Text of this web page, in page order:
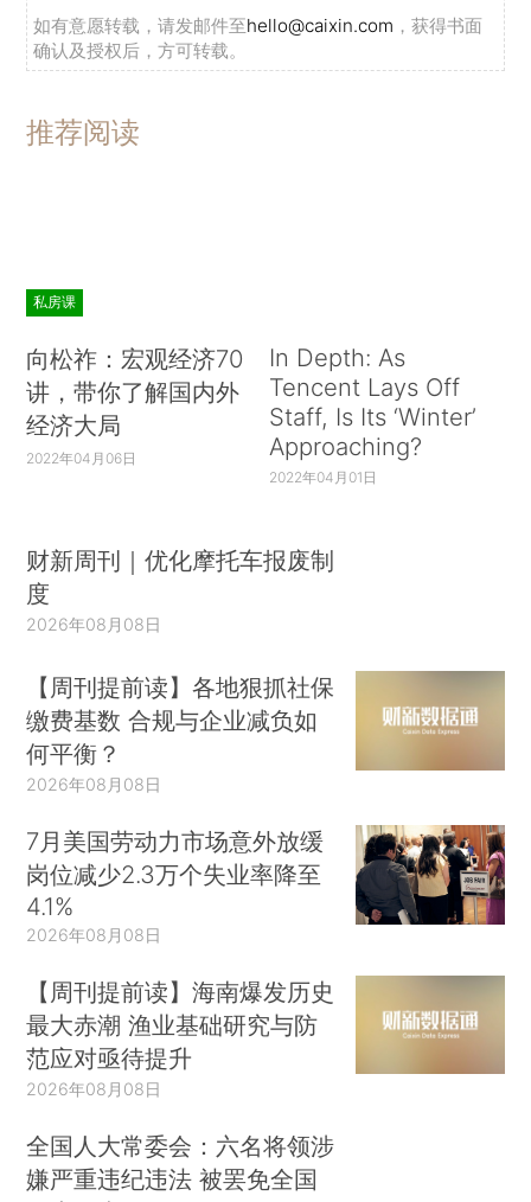
如有意愿转载，请发邮件至hello@caixin.com ，获得书面
确认及授权后，方可转载。
推荐阅读
私房课
向松祚：宏观经济70
讲，带你了解国内外
经济大局
2022年04月06日
In Depth: As
Tencent Lays Off
Staff, Is Its ‘Winter’
Approaching?
2022年04月01日
财新周刊｜优化摩托车报废制
度
2026年08月08日
【周刊提前读】各地狠抓社保
缴费基数 合规与企业减负如
何平衡？
2026年08月08日
7月美国劳动力市场意外放缓
岗位减少2.3万个失业率降至
4.1%
2026年08月08日
【周刊提前读】海南爆发历史
最大赤潮 渔业基础研究与防
范应对亟待提升
2026年08月08日
全国人大常委会：六名将领涉
嫌严重违纪违法 被罢免全国